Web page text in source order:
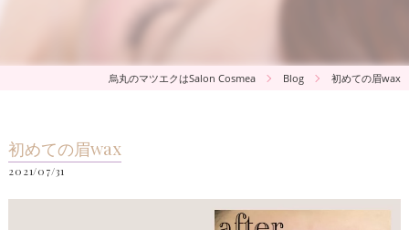
烏丸のマツエクはSalon Cosmea Blog 初めての眉wax
初めての眉wax
2021/07/31